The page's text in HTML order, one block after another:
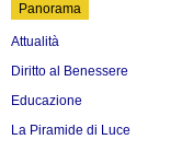
Panorama
Attualità
Diritto al Benessere
Educazione
La Piramide di Luce